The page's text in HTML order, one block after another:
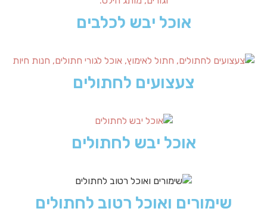
אוכל יבש לכלבים
צעצועים לחתולים
אוכל יבש לחתולים
שימורים ואוכל רטוב לחתולים